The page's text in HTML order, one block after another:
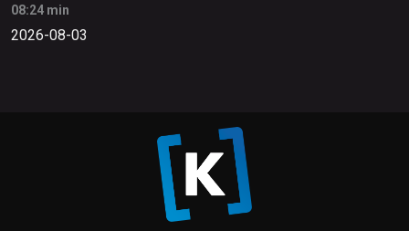
08:24 min
2026-08-03